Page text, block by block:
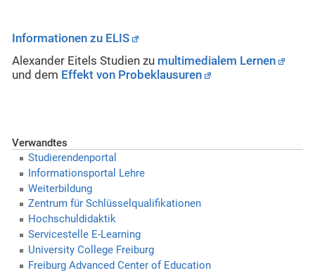
Informationen zu ELIS
Alexander Eitels Studien zu multimedialem Lernen
und dem Effekt von Probeklausuren
Verwandtes
Studierendenportal
Informationsportal Lehre
Weiterbildung
Zentrum für Schlüsselqualifikationen
Hochschuldidaktik
Servicestelle E-Learning
University College Freiburg
Freiburg Advanced Center of Education